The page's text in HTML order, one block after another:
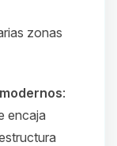
zonas
:
encaja